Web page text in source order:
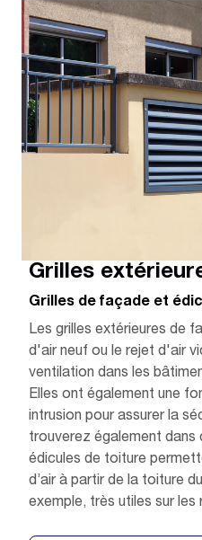
Grilles
Grilles de façade et
Les grilles extérieures de
d'air neuf ou le rejet d'air
ventilation dans les
Elles ont également une
intrusion pour assurer la
trouverez également
édicules de toiture
d’air à partir de la toiture
exemple, très utiles sur les